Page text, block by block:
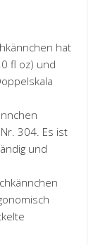
hat
fl oz) und
304. Es ist
und